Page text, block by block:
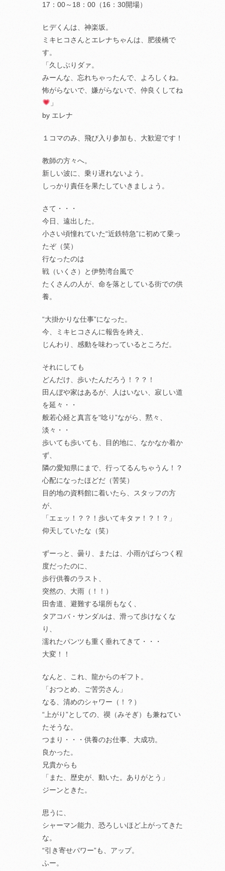
17：00～18：00（16：30開場）
ヒデくんは、神楽坂。
ミキヒコさんとエレナちゃんは、肥後橋で
す。
「久しぶりダァ。
みーんな、忘れちゃったんで、よろしくね。
怖がらないで、嫌がらないで、仲良くしてね
」
by エレナ
１コマのみ、飛び入り参加も、大歓迎です！
教師の方々へ。
新しい波に、乗り遅れないよう。
しっかり責任を果たしていきましょう。
さて・・・
今日、遠出した。
小さい頃憧れていた“近鉄特急”に初めて乗っ
たぞ（笑）
行なったのは
戦（いくさ）と伊勢湾台風で
たくさんの人が、命を落としている街での供
養。
“大掛かりな仕事”になった。
今、ミキヒコさんに報告を終え、
じんわり、感動を味わっているところだ。
それにしても
どんだけ、歩いたんだろう！？？！
田んぼや家はあるが、人はいない、寂しい道
を延々・・
般若心経と真言を“唸り”ながら、黙々、
淡々・・
歩いても歩いても、目的地に、なかなか着か
ず、
隣の愛知県にまで、行ってるんちゃうん！？
心配になったほどだ（苦笑）
目的地の資料館に着いたら、スタッフの方
が、
「エェッ！？？！歩いてキタァ！？！？」
仰天していたな（笑）
ずーっと、曇り、または、小雨がぱらつく程
度だったのに、
歩行供養のラスト、
突然の、大雨（！！）
田舎道、避難する場所もなく、
タアコバ・サンダルは、滑って歩けなくな
り、
濡れたパンツも重く垂れてきて・・・
大変！！
なんと、これ、龍からのギフト。
「おつとめ、ご苦労さん」
なる、清めのシャワー（！？）
“上がり”としての、禊（みそぎ）も兼ねてい
たそうな。
つまり・・・供養のお仕事、大成功。
良かった。
兄貴からも
「また、歴史が、動いた。ありがとう」
ジーンときた。
思うに、
シャーマン能力、恐ろしいほど上がってきた
な。
“引き寄せパワー”も、アップ。
ふー。